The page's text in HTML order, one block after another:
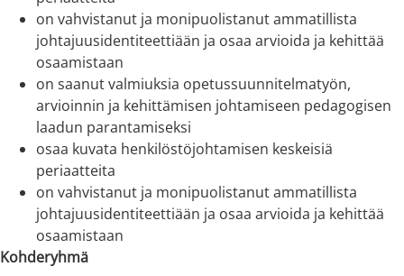
on vahvistanut ja monipuolistanut ammatillista
johtajuusidentiteettiään ja osaa arvioida ja kehittää
osaamistaan
on saanut valmiuksia opetussuunnitelmatyön,
arvioinnin ja kehittämisen johtamiseen pedagogisen
laadun parantamiseksi
osaa kuvata henkilöstöjohtamisen keskeisiä
periaatteita
on vahvistanut ja monipuolistanut ammatillista
johtajuusidentiteettiään ja osaa arvioida ja kehittää
osaamistaan
Kohderyhmä